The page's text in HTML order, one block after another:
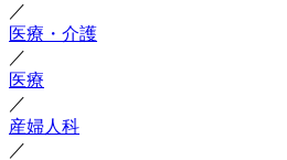
／
医療・介護
／
医療
／
産婦人科
／